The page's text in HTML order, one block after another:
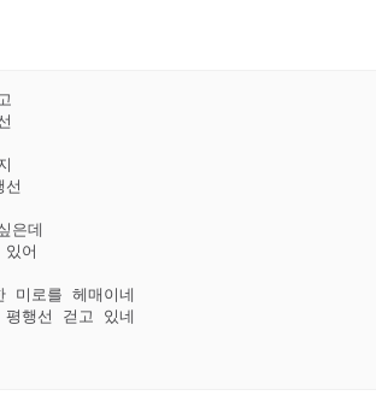
고
선
지
선
은데
있어
미로를 헤매이네
평행선 걷고 있네